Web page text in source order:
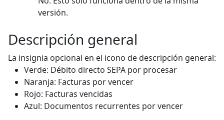
versión.
Descripción general
La insignia opcional en el icono de descripción general:
Verde: Débito directo SEPA por procesar
Naranja: Facturas por vencer
Rojo: Facturas vencidas
Azul: Documentos recurrentes por vencer